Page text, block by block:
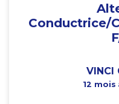
Conductrice/
12 mois